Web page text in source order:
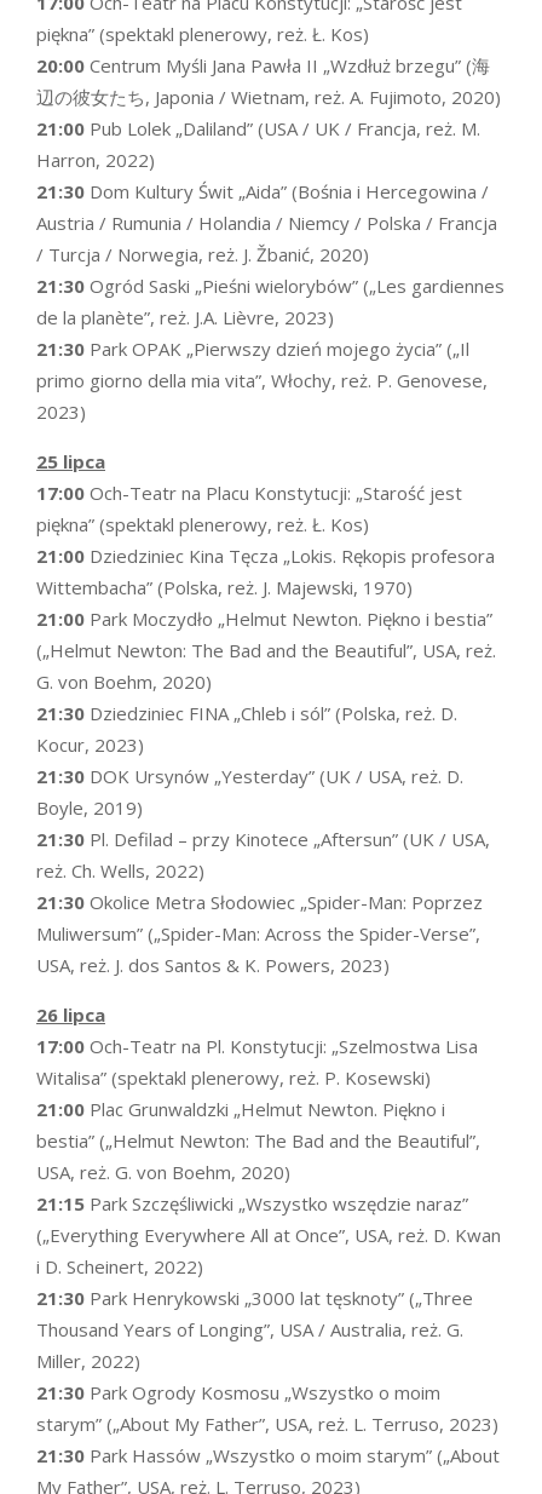
piękna” (spektakl plenerowy, reż. Ł. Kos)
20:00 Centrum Myśli Jana Pawła II „Wzdłuż brzegu” (海
辺の彼女たち, Japonia / Wietnam, reż. A. Fujimoto, 2020)
21:00 Pub Lolek „Daliland” (USA / UK / Francja, reż. M.
Harron, 2022)
21:30 Dom Kultury Świt „Aida” (Bośnia i Hercegowina /
Austria / Rumunia / Holandia / Niemcy / Polska / Francja
/ Turcja / Norwegia, reż. J. Žbanić, 2020)
21:30 Ogród Saski „Pieśni wielorybów” („Les gardiennes
de la planète”, reż. J.A. Lièvre, 2023)
21:30 Park OPAK „Pierwszy dzień mojego życia” („Il
primo giorno della mia vita”, Włochy, reż. P. Genovese,
2023)
25 lipca
17:00 Och-Teatr na Placu Konstytucji: „Starość jest
piękna” (spektakl plenerowy, reż. Ł. Kos)
21:00 Dziedziniec Kina Tęcza „Lokis. Rękopis profesora
Wittembacha” (Polska, reż. J. Majewski, 1970)
21:00 Park Moczydło „Helmut Newton. Piękno i bestia”
(„Helmut Newton: The Bad and the Beautiful”, USA, reż.
G. von Boehm, 2020)
21:30 Dziedziniec FINA „Chleb i sól” (Polska, reż. D.
Kocur, 2023)
21:30 DOK Ursynów „Yesterday” (UK / USA, reż. D.
Boyle, 2019)
21:30 Pl. Defilad – przy Kinotece „Aftersun” (UK / USA,
reż. Ch. Wells, 2022)
21:30 Okolice Metra Słodowiec „Spider-Man: Poprzez
Muliwersum” („Spider-Man: Across the Spider-Verse”,
USA, reż. J. dos Santos & K. Powers, 2023)
26 lipca
17:00 Och-Teatr na Pl. Konstytucji: „Szelmostwa Lisa
Witalisa” (spektakl plenerowy, reż. P. Kosewski)
21:00 Plac Grunwaldzki „Helmut Newton. Piękno i
bestia” („Helmut Newton: The Bad and the Beautiful”,
USA, reż. G. von Boehm, 2020)
21:15 Park Szczęśliwicki „Wszystko wszędzie naraz”
(„Everything Everywhere All at Once”, USA, reż. D. Kwan
i D. Scheinert, 2022)
21:30 Park Henrykowski „3000 lat tęsknoty” („Three
Thousand Years of Longing”, USA / Australia, reż. G.
Miller, 2022)
21:30 Park Ogrody Kosmosu „Wszystko o moim
starym” („About My Father”, USA, reż. L. Terruso, 2023)
21:30 Park Hassów „Wszystko o moim starym” („About
My Father”, USA, reż. L. Terruso, 2023)